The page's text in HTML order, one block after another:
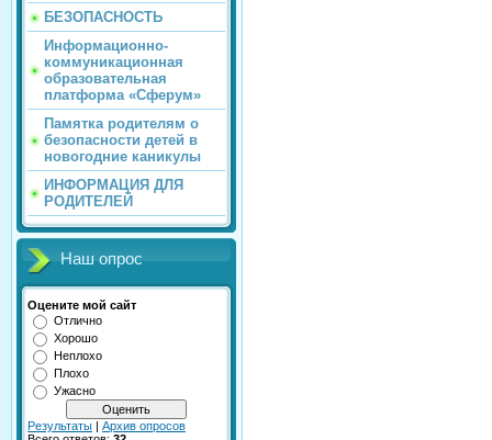
БЕЗОПАСНОСТЬ
Информационно-
коммуникационная
образовательная
платформа «Сферум»
Памятка родителям о
безопасности детей в
новогодние каникулы
ИНФОРМАЦИЯ ДЛЯ
РОДИТЕЛЕЙ
Наш опрос
Оцените мой сайт
Отлично
Хорошо
Неплохо
Плохо
Ужасно
Результаты | Архив опросов